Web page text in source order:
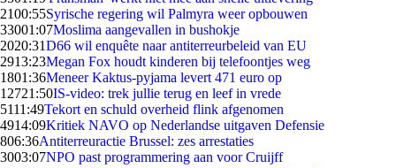
2100:55Syrische regering wil Palmyra weer opbouwen
33001:07Moslima aangevallen in bushokje
2020:31D66 wil enquête naar antiterreurbeleid van EU
2913:23Megan Fox houdt kinderen bij telefoontjes weg
1801:36Meneer Kaktus-pyjama levert 471 euro op
12721:50IS-video: trek jullie terug en leef in vrede
5111:49Tekort en schuld overheid flink afgenomen
4914:09Kritiek NAVO op Nederlandse uitgaven Defensie
806:36Antiterreuractie Brussel: zes arrestaties
3003:07NPO past programmering aan voor Cruijff